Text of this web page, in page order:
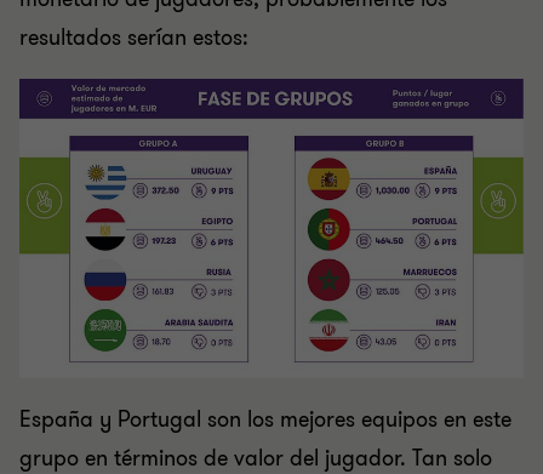
resultados serían estos:
España y Portugal son los mejores equipos en este
grupo en términos de valor del jugador. Tan solo